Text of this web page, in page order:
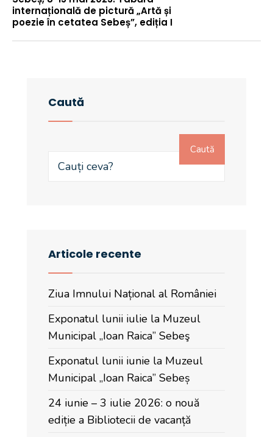
internațională de pictură „Artă și
poezie în cetatea Sebeș”, ediția I
Caută
Caută
Articole recente
Ziua Imnului Național al României
Exponatul lunii iulie la Muzeul
Municipal „Ioan Raica” Sebeş
Exponatul lunii iunie la Muzeul
Municipal „Ioan Raica” Sebeș
24 iunie – 3 iulie 2026: o nouă
ediție a Bibliotecii de vacanță